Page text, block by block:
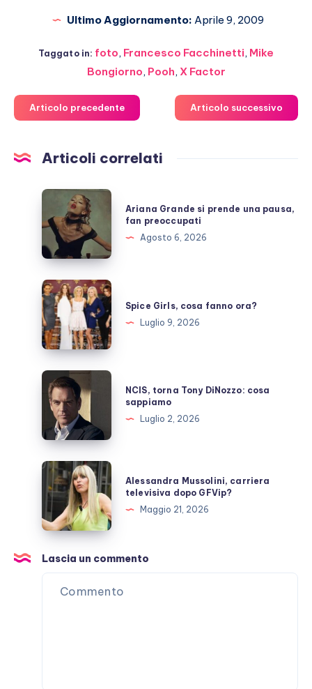
Ultimo Aggiornamento: Aprile 9, 2009
Taggato in: foto, Francesco Facchinetti, Mike
Bongiorno, Pooh, X Factor
Articolo precedente Articolo successivo
Articoli correlati
Ariana
Grande
si
prende
una
pausa,
fan
preoccupati
Ariana Grande si prende una pausa,
fan preoccupati
Agosto 6, 2026
Spice
Girls,
cosa
fanno
ora?
Spice Girls, cosa fanno ora?
Luglio 9, 2026
NCIS,
torna
Tony
DiNozzo:
cosa
sappiamo
NCIS, torna Tony DiNozzo: cosa
sappiamo
Luglio 2, 2026
Alessandra
Mussolini,
carriera
televisiva
dopo
GFVip?
Alessandra Mussolini, carriera
televisiva dopo GFVip?
Maggio 21, 2026
Lascia un commento